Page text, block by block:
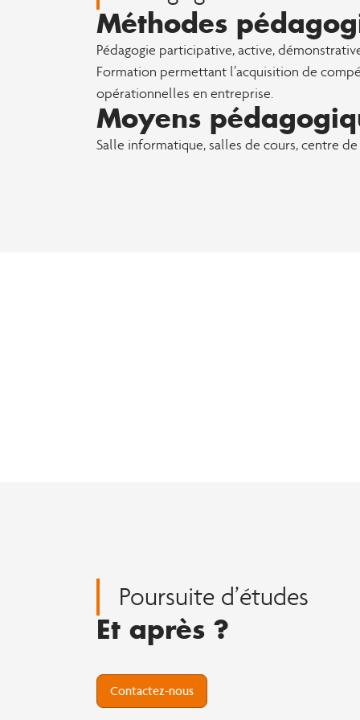
Méthodes
Pédagogie participative, active,
Formation permettant l’acquisition de
opérationnelles en entreprise.
Moyens
Salle informatique, salles de cours, centre
Poursuite d’études
Et après ?
Contactez-nous